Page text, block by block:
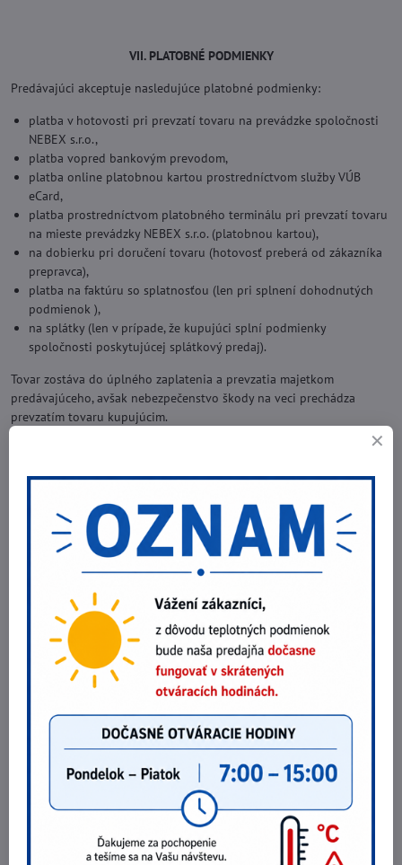
VII. PLATOBNÉ PODMIENKY
Predávajúci akceptuje nasledujúce platobné podmienky:
platba v hotovosti pri prevzatí tovaru na prevádzke spoločnosti
NEBEX s.r.o.,
platba vopred bankovým prevodom,
platba online platobnou kartou prostredníctvom služby VÚB
eCard,
platba prostredníctvom platobného terminálu pri prevzatí tovaru
na mieste prevádzky NEBEX s.r.o. (platobnou kartou),
na dobierku pri doručení tovaru (hotovosť preberá od zákazníka
prepravca),
platba na faktúru so splatnosťou (len pri splnení dohodnutých
podmienok ),
na splátky (len v prípade, že kupujúci splní podmienky
spoločnosti poskytujúcej splátkový predaj).
Tovar zostáva do úplného zaplatenia a prevzatia majetkom
predávajúceho, avšak nebezpečenstvo škody na veci prechádza
prevzatím tovaru kupujúcim.
VIII. ODSTÚPENIE OD ZMLUVY - VRÁTENIE TOVARU
Kupujúci je oprávnený aj bez uvedenia dôvodu odstúpiť od zmluvy
do 14 dní odo dňa prevzatia tovaru. Kupujúci má právo v rámci tejto
lehoty tovar rozbaliť a odskúšať obdobným spôsobom ako je
obvyklé pri nákupe v klasickom „kamennom" obchode. Odskúšať však
neznamená začať tovar používať a následne ho vrátiť predávajúcemu.
Kupujúci môže uplatniť právo na odstúpenie od zmluvy u
predávajúceho v listinnej podobe alebo emailom na adrese
info@nebex.sk
spôsobom nevzbudzujúcim pochybnosti, že došlo k
odstúpeniu od zmluvy. Ak sa takto rozhodnete, zašlite nám spolu s
tovarom Vami podpísané písomné prehlásenie o odstúpení od
objednávky, dátumu objednania a čísla účtu pre finančné
Tovar pošlite spolu s dokladom o kúpe najneskôr do 14 dní od dňa
poštou doporučene na adresu prevádzky
(nie na adresu pošty!):NEBEX s.r.o., Bratislavská 7, 949 01 Nitra
prípadne odovzdajte tovar priamo na predajni. Kupujúci je
odstúpením od zmluvy povinný doručiť predávajúcemu tovar